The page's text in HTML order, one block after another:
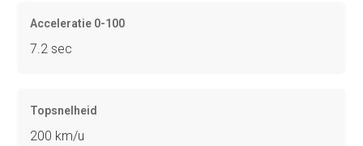
Acceleratie 0-100
7.2 sec
Topsnelheid
200 km/u